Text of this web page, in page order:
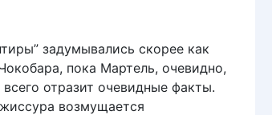
задумывались скорее как
пока Мартель, очевидно,
отразит очевидные факты.
возмущается